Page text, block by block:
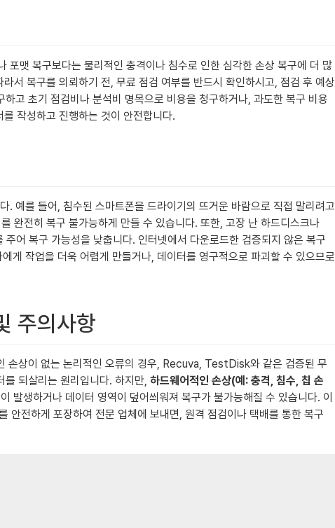
맷 복구보다는 물리적인 충격이나 침수로 인한 심각한 손상 복구에 더 많
서 복구를 의뢰하기 전, 무료 점검 여부를 반드시 확인하시고, 점검 후 예상
고 초기 점검비나 분석비 명목으로 비용을 청구하거나, 과도한 복구 비용
작성하고 진행하는 것이 안전합니다.
예를 들어, 침수된 스마트폰을 드라이기의 뜨거운 바람으로 직접 말리려고
완전히 복구 불가능하게 만들 수 있습니다. 또한, 고장 난 하드디스크나
어 복구 가능성을 낮춥니다. 인터넷에서 다운로드한 검증되지 않은 복구
게 작업을 더욱 어렵게 만들거나, 데이터를 영구적으로 파괴할 수 있으므로
주의사항
손상이 없는 논리적인 오류의 경우, Recuva, TestDisk와 같은 검증된 무
되살리는 원리입니다. 하지만, 하드웨어적인 손상(예: 충격, 침수, 칩 손
발생하거나 데이터 영역이 덮어씌워져 복구가 불가능해질 수 있습니다. 이
안전하게 포장하여 전문 업체에 보내면, 원격 점검이나 택배를 통한 복구